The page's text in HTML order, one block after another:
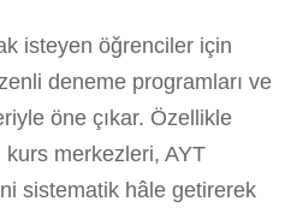
isteyen öğrenciler için
deneme programları ve
öne çıkar. Özellikle
merkezleri, AYT
sistematik hâle getirerek